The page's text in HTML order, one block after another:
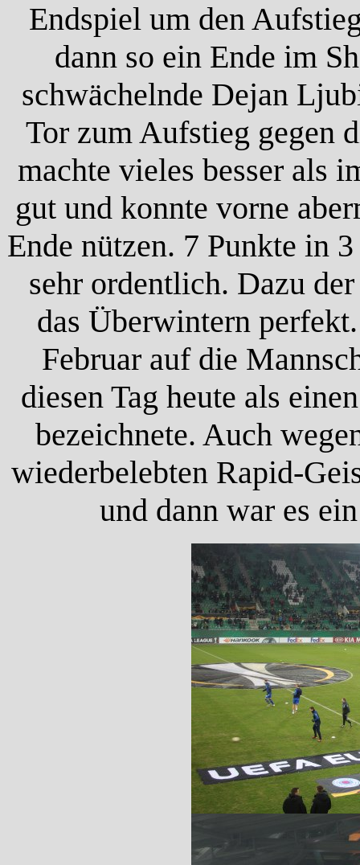
Endspiel um den
dann so ein Ende im
schwächelnde Dejan
Tor zum Aufstieg gegen
machte vieles besser als
gut und konnte vorne
Ende nützen. 7 Punkte in
sehr ordentlich. Dazu
das Überwintern
Februar auf die
diesen Tag heute als
bezeichnete. Auch
wiederbelebten Rapid-
und dann war es